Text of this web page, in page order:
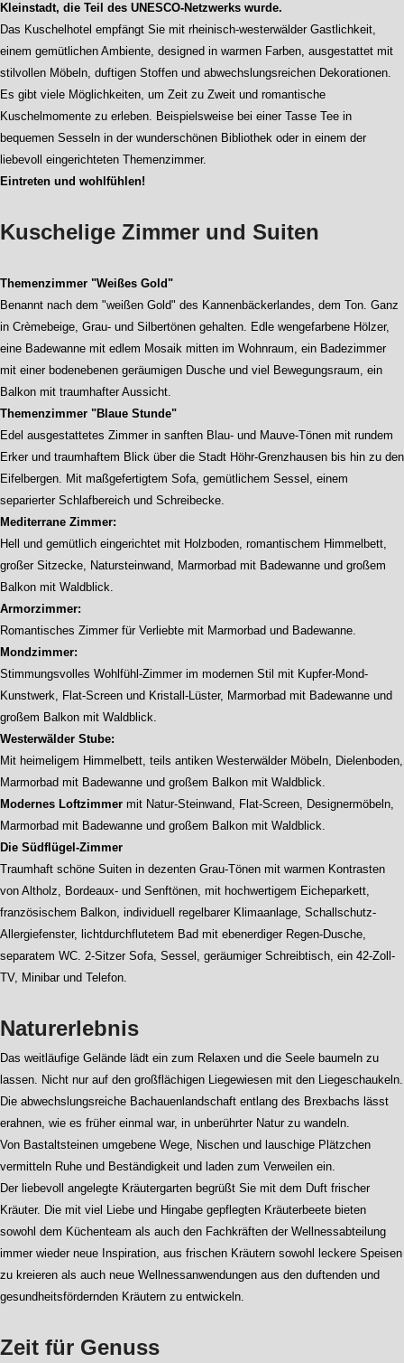
Kleinstadt, die Teil des UNESCO-Netzwerks wurde.
Das Kuschelhotel empfängt Sie mit rheinisch-westerwälder Gastlichkeit,
einem gemütlichen Ambiente, designed in warmen Farben, ausgestattet mit
stilvollen Möbeln, duftigen Stoffen und abwechslungsreichen Dekorationen.
Es gibt viele Möglichkeiten, um Zeit zu Zweit und romantische
Kuschelmomente zu erleben. Beispielsweise bei einer Tasse Tee in
bequemen Sesseln in der wunderschönen Bibliothek oder in einem der
liebevoll eingerichteten Themenzimmer.
Eintreten und wohlfühlen!
Kuschelige Zimmer und Suiten
Themenzimmer "Weißes Gold"
Benannt nach dem "weißen Gold" des Kannenbäckerlandes, dem Ton. Ganz
in Crèmebeige, Grau- und Silbertönen gehalten. Edle wengefarbene Hölzer,
eine Badewanne mit edlem Mosaik mitten im Wohnraum, ein Badezimmer
mit einer bodenebenen geräumigen Dusche und viel Bewegungsraum, ein
Balkon mit traumhafter Aussicht.
Themenzimmer "Blaue Stunde"
Edel ausgestattetes Zimmer in sanften Blau- und Mauve-Tönen mit rundem
Erker und traumhaftem Blick über die Stadt Höhr-Grenzhausen bis hin zu den
Eifelbergen. Mit maßgefertigtem Sofa, gemütlichem Sessel, einem
separierter Schlafbereich und Schreibecke.
Mediterrane Zimmer:
Hell und gemütlich eingerichtet mit Holzboden, romantischem Himmelbett,
großer Sitzecke, Natursteinwand, Marmorbad mit Badewanne und großem
Balkon mit Waldblick.
Armorzimmer:
Romantisches Zimmer für Verliebte mit Marmorbad und Badewanne.
Mondzimmer:
Stimmungsvolles Wohlfühl-Zimmer im modernen Stil mit Kupfer-Mond-
Kunstwerk, Flat-Screen und Kristall-Lüster, Marmorbad mit Badewanne und
großem Balkon mit Waldblick.
Westerwälder Stube:
Mit heimeligem Himmelbett, teils antiken Westerwälder Möbeln, Dielenboden,
Marmorbad mit Badewanne und großem Balkon mit Waldblick.
Modernes Loftzimmer mit Natur-Steinwand, Flat-Screen, Designermöbeln,
Marmorbad mit Badewanne und großem Balkon mit Waldblick.
Die Südflügel-Zimmer
Traumhaft schöne Suiten in dezenten Grau-Tönen mit warmen Kontrasten
von Altholz, Bordeaux- und Senftönen, mit hochwertigem Eicheparkett,
französischem Balkon, individuell regelbarer Klimaanlage, Schallschutz-
Allergiefenster, lichtdurchflutetem Bad mit ebenerdiger Regen-Dusche,
separatem WC. 2-Sitzer Sofa, Sessel, geräumiger Schreibtisch, ein 42-Zoll-
TV, Minibar und Telefon.
Naturerlebnis
Das weitläufige Gelände lädt ein zum Relaxen und die Seele baumeln zu
lassen. Nicht nur auf den großflächigen Liegewiesen mit den Liegeschaukeln.
Die abwechslungsreiche Bachauenlandschaft entlang des Brexbachs lässt
erahnen, wie es früher einmal war, in unberührter Natur zu wandeln.
Von Bastaltsteinen umgebene Wege, Nischen und lauschige Plätzchen
vermitteln Ruhe und Beständigkeit und laden zum Verweilen ein.
Der liebevoll angelegte Kräutergarten begrüßt Sie mit dem Duft frischer
Kräuter. Die mit viel Liebe und Hingabe gepflegten Kräuterbeete bieten
sowohl dem Küchenteam als auch den Fachkräften der Wellnessabteilung
immer wieder neue Inspiration, aus frischen Kräutern sowohl leckere Speisen
zu kreieren als auch neue Wellnessanwendungen aus den duftenden und
gesundheitsfördernden Kräutern zu entwickeln.
Zeit für Genuss